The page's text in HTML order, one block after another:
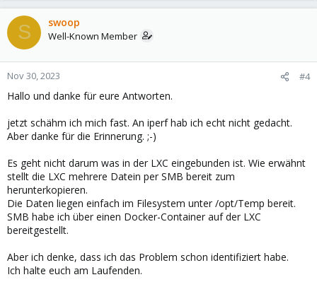
S swoop
Well-Known Member
Nov 30, 2023 #4
Hallo und danke für eure Antworten.
jetzt schähm ich mich fast. An iperf hab ich echt nicht gedacht.
Aber danke für die Erinnerung. ;-)
Es geht nicht darum was in der LXC eingebunden ist. Wie erwähnt
stellt die LXC mehrere Datein per SMB bereit zum
herunterkopieren.
Die Daten liegen einfach im Filesystem unter /opt/Temp bereit.
SMB habe ich über einen Docker-Container auf der LXC
bereitgestellt.
Aber ich denke, dass ich das Problem schon identifiziert habe.
Ich halte euch am Laufenden.